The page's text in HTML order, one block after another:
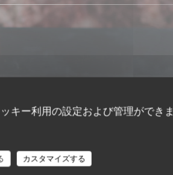
キー利用の設定および管理ができま
カスタマイズする